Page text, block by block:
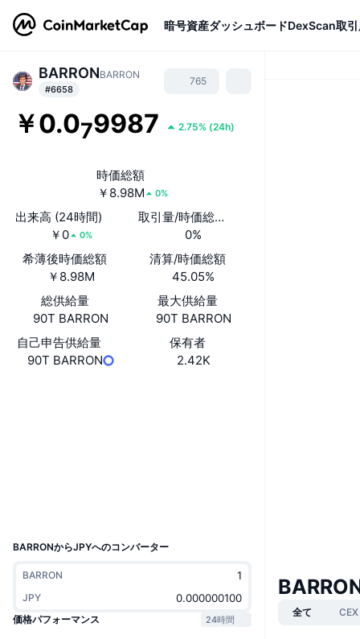
暗号資産ダッシュボードDexScan取
BARRONBARRON
#6658
765
￥0.079987 2.75% (24h)
時価総額
￥8.98M
0%
出来高 (24時間)
￥0
0%
取引量/時価総額(24時間)
0%
希薄後時価総額
￥8.98M
清算/時価総額
45.05%
総供給量
90T BARRON
最大供給量
90T BARRON
自己申告供給量
90T BARRON
保有者
2.42K
BARRONからJPYへのコンバーター
BARRON
JPY
価格パフォーマンス
24時間
全て CEX